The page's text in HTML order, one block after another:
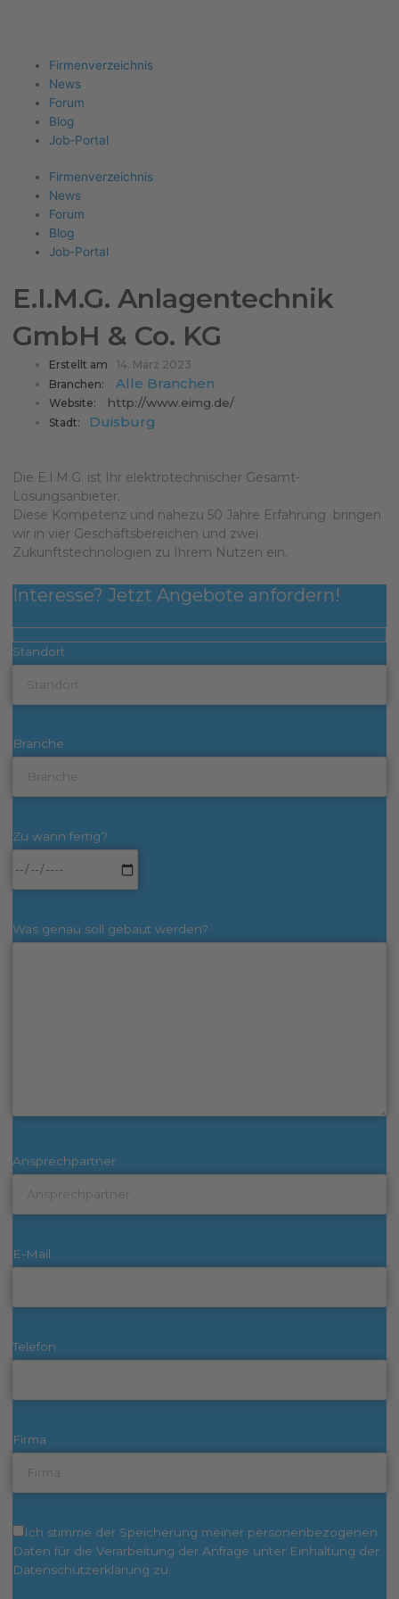
Menu
Firmenverzeichnis
News
Forum
Blog
Job-Portal
Firmenverzeichnis
News
Forum
Blog
Job-Portal
E.I.M.G. Anlagentechnik
GmbH & Co. KG
Erstellt am
14. März 2023
Branchen:
Alle Branchen
Website: http://www.eimg.de/
Stadt: Duisburg
Die E.I.M.G. ist Ihr elektrotechnischer Gesamt-
Lösungsanbieter.
Diese Kompetenz und nahezu 50 Jahre Erfahrung bringen
wir in vier Geschäftsbereichen und zwei
Zukunftstechnologien zu Ihrem Nutzen ein.
Interesse? Jetzt Angebote anfordern!
Standort
Branche
Zu wann fertig?
Was genau soll gebaut werden?
Ansprechpartner
E-Mail
Telefon
Firma
Ich stimme der Speicherung meiner personenbezogenen
Daten für die Verarbeitung der Anfrage unter Einhaltung der
Datenschutzerklärung zu.